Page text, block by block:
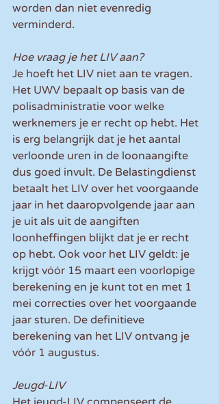
worden dan niet evenredig
verminderd.
Hoe vraag je het LIV aan?
Je hoeft het LIV niet aan te vragen.
Het UWV bepaalt op basis van de
polisadministratie voor welke
werknemers je er recht op hebt. Het
is erg belangrijk dat je het aantal
verloonde uren in de loonaangifte
dus goed invult. De Belastingdienst
betaalt het LIV over het voorgaande
jaar in het daaropvolgende jaar aan
je uit als uit de aangiften
loonheffingen blijkt dat je er recht
op hebt. Ook voor het LIV geldt: je
krijgt vóór 15 maart een voorlopige
berekening en je kunt tot en met 1
mei correcties over het voorgaande
jaar sturen. De definitieve
berekening van het LIV ontvang je
vóór 1 augustus.
Jeugd-LIV